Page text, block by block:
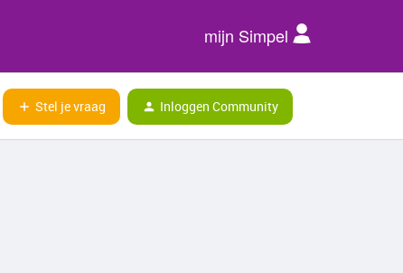
mijn Simpel
Stel je vraag Inloggen Community